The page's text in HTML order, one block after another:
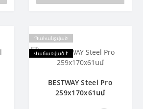
Պահանջված
Վաճառված է
BESTWAY Steel Pro
259х170х61սմ